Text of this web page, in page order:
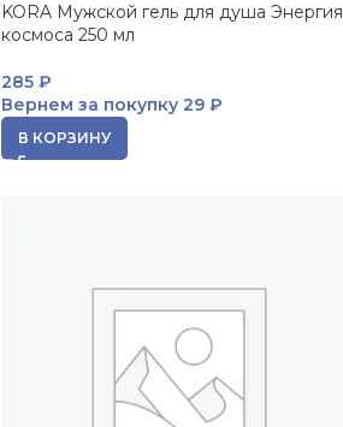
KORA Мужской гель для душа Энергия
космоса 250 мл
285 ₽
Вернем за покупку29 ₽
В КОРЗИНУ